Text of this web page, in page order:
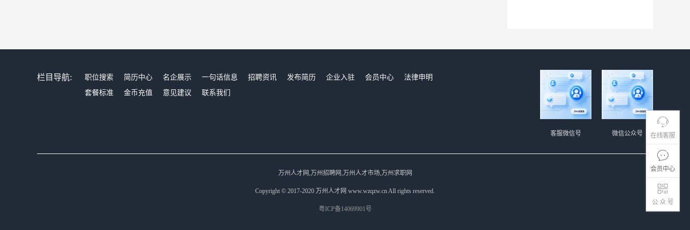
在线客服
会员中心
公 众 号
栏目导航: 职位搜索 简历中心 名企展示 一句话信息 招聘资讯 发布简历 企业入驻 会员中心
法律申明
套餐标准
金币充值 意见建议 联系我们
微信公众号
客服微信号
万州人才网,万州招聘网,万州人才市场,万州求职网
Copyright © 2017-2020 万州人才网 www.wzqzw.cn All rights reserved.
粤ICP备14069901号